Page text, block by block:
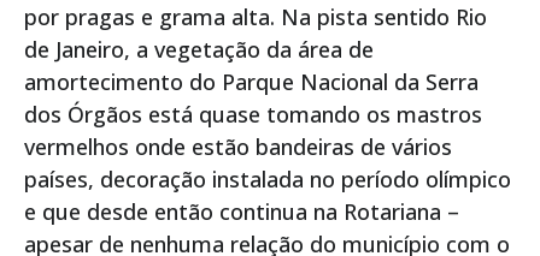
por pragas e grama alta. Na pista sentido Rio
de Janeiro, a vegetação da área de
amortecimento do Parque Nacional da Serra
dos Órgãos está quase tomando os mastros
vermelhos onde estão bandeiras de vários
países, decoração instalada no período olímpico
e que desde então continua na Rotariana –
apesar de nenhuma relação do município com o